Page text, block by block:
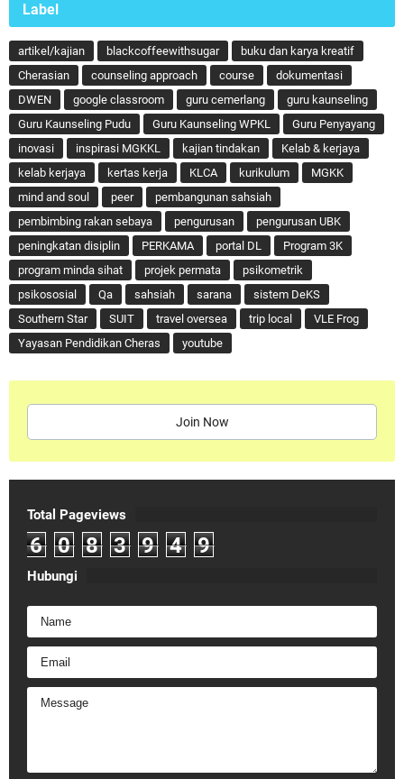
Label
artikel/kajian blackcoffeewithsugar
buku dan karya kreatif
Cherasian
counseling approach course
dokumentasi
DWEN
google classroom guru cemerlang
guru kaunseling
Guru Kaunseling Pudu
Guru Kaunseling WPKL
Guru Penyayang
inovasi
inspirasi MGKKL kajian tindakan
Kelab & kerjaya
kelab kerjaya
kertas kerja KLCA kurikulum
MGKK
mind and soul
peer
pembangunan sahsiah
pembimbing rakan sebaya
pengurusan
pengurusan UBK
peningkatan disiplin
PERKAMA portal DL
Program 3K
program minda sihat
projek permata
psikometrik
psikososial
Qa sahsiah sarana
sistem DeKS
Southern Star
SUIT travel oversea trip local
VLE Frog
Yayasan Pendidikan Cheras
youtube
Join Now
Total Pageviews
6 0 8 3 9 4 9
Hubungi